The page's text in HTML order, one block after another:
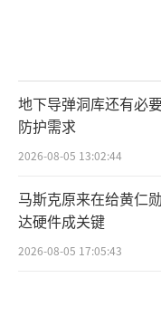
地下导弹洞库还有必
防护需求
2026-08-05 13:02:44
马斯克原来在给黄
达硬件成关键
2026-08-05 17:05:43